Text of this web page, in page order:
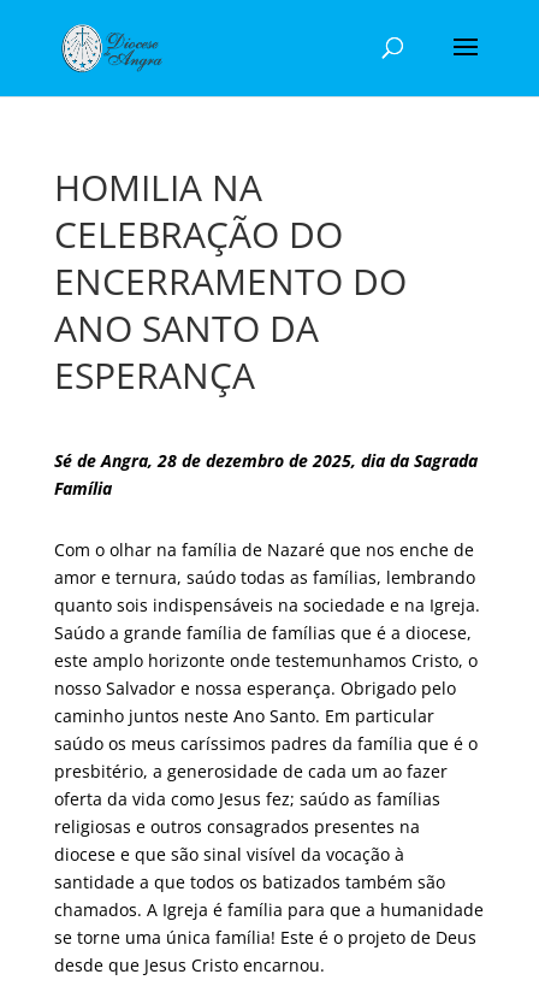
HOMILIA NA
CELEBRAÇÃO DO
ENCERRAMENTO DO
ANO SANTO DA
ESPERANÇA
Sé de Angra, 28 de dezembro de 2025, dia da Sagrada
Família
Com o olhar na família de Nazaré que nos enche de
amor e ternura, saúdo todas as famílias, lembrando
quanto sois indispensáveis na sociedade e na Igreja.
Saúdo a grande família de famílias que é a diocese,
este amplo horizonte onde testemunhamos Cristo, o
nosso Salvador e nossa esperança. Obrigado pelo
caminho juntos neste Ano Santo. Em particular
saúdo os meus caríssimos padres da família que é o
presbitério, a generosidade de cada um ao fazer
oferta da vida como Jesus fez; saúdo as famílias
religiosas e outros consagrados presentes na
diocese e que são sinal visível da vocação à
santidade a que todos os batizados também são
chamados. A Igreja é família para que a humanidade
se torne uma única família! Este é o projeto de Deus
desde que Jesus Cristo encarnou.